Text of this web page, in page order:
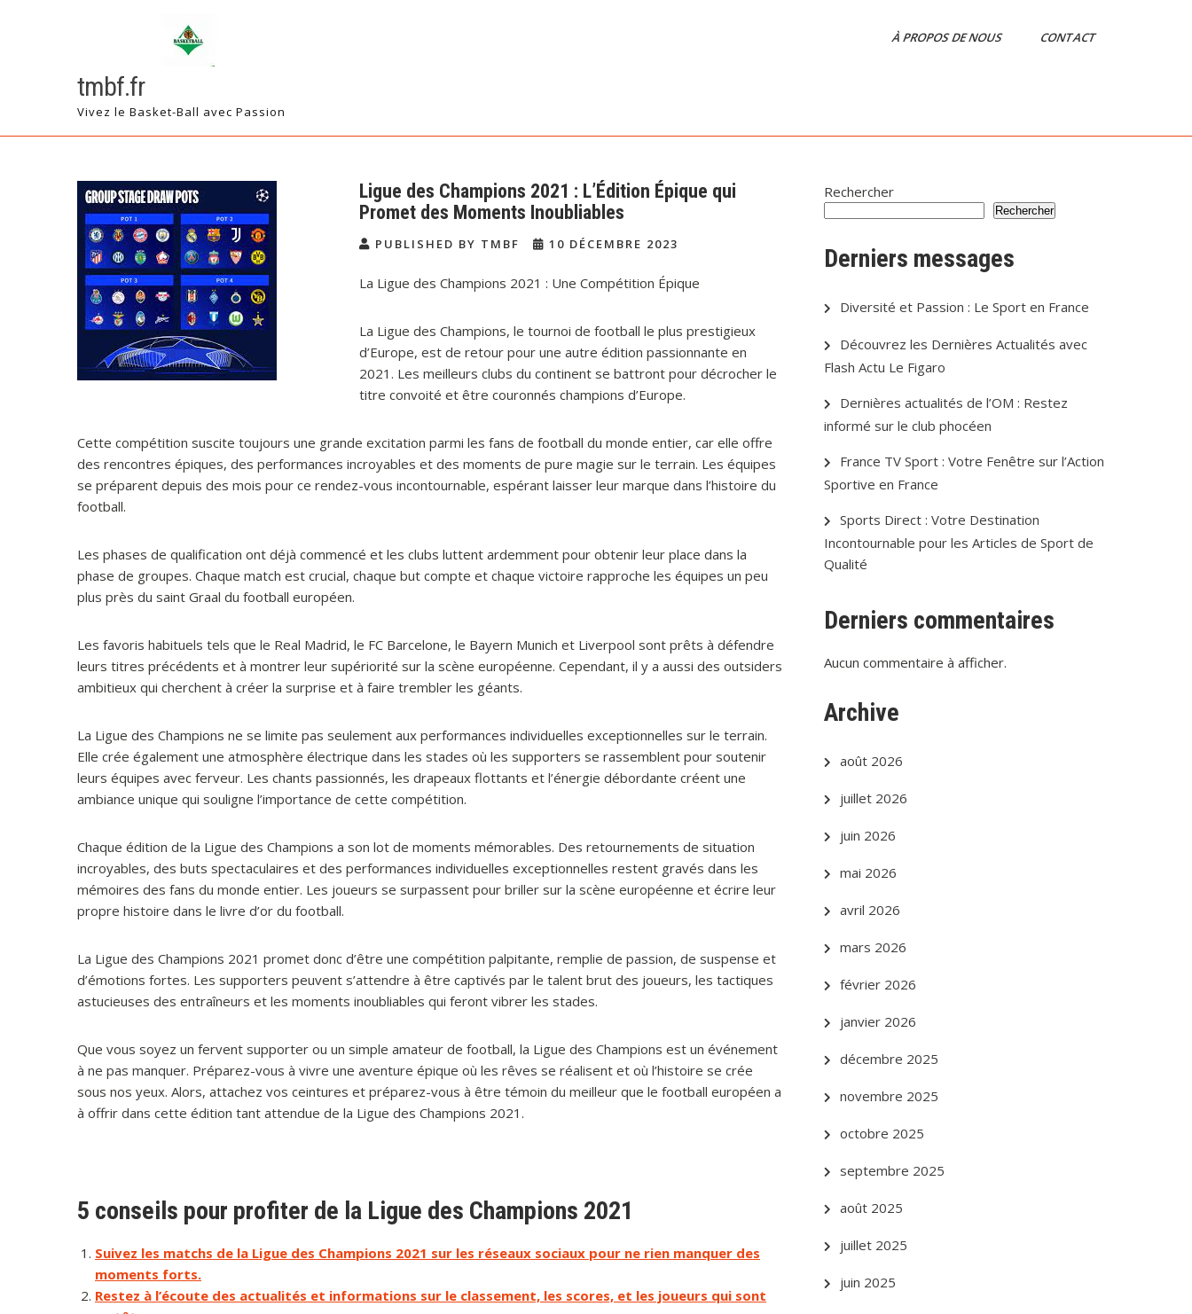
tmbf.fr
Vivez le Basket-Ball avec Passion
À PROPOS DE NOUS CONTACT
Ligue des Champions 2021 : L’Édition Épique qui
Promet des Moments Inoubliables
PUBLISHED BY TMBF 10 DÉCEMBRE 2023
La Ligue des Champions 2021 : Une Compétition Épique
La Ligue des Champions, le tournoi de football le plus prestigieux
d’Europe, est de retour pour une autre édition passionnante en
2021. Les meilleurs clubs du continent se battront pour décrocher le
titre convoité et être couronnés champions d’Europe.
Cette compétition suscite toujours une grande excitation parmi les fans de football du monde entier, car elle offre
des rencontres épiques, des performances incroyables et des moments de pure magie sur le terrain. Les équipes
se préparent depuis des mois pour ce rendez-vous incontournable, espérant laisser leur marque dans l’histoire du
football.
Les phases de qualification ont déjà commencé et les clubs luttent ardemment pour obtenir leur place dans la
phase de groupes. Chaque match est crucial, chaque but compte et chaque victoire rapproche les équipes un peu
plus près du saint Graal du football européen.
Les favoris habituels tels que le Real Madrid, le FC Barcelone, le Bayern Munich et Liverpool sont prêts à défendre
leurs titres précédents et à montrer leur supériorité sur la scène européenne. Cependant, il y a aussi des outsiders
ambitieux qui cherchent à créer la surprise et à faire trembler les géants.
La Ligue des Champions ne se limite pas seulement aux performances individuelles exceptionnelles sur le terrain.
Elle crée également une atmosphère électrique dans les stades où les supporters se rassemblent pour soutenir
leurs équipes avec ferveur. Les chants passionnés, les drapeaux flottants et l’énergie débordante créent une
ambiance unique qui souligne l’importance de cette compétition.
Chaque édition de la Ligue des Champions a son lot de moments mémorables. Des retournements de situation
incroyables, des buts spectaculaires et des performances individuelles exceptionnelles restent gravés dans les
mémoires des fans du monde entier. Les joueurs se surpassent pour briller sur la scène européenne et écrire leur
propre histoire dans le livre d’or du football.
La Ligue des Champions 2021 promet donc d’être une compétition palpitante, remplie de passion, de suspense et
d’émotions fortes. Les supporters peuvent s’attendre à être captivés par le talent brut des joueurs, les tactiques
astucieuses des entraîneurs et les moments inoubliables qui feront vibrer les stades.
Que vous soyez un fervent supporter ou un simple amateur de football, la Ligue des Champions est un événement
à ne pas manquer. Préparez-vous à vivre une aventure épique où les rêves se réalisent et où l’histoire se crée
sous nos yeux. Alors, attachez vos ceintures et préparez-vous à être témoin du meilleur que le football européen a
à offrir dans cette édition tant attendue de la Ligue des Champions 2021.
5 conseils pour profiter de la Ligue des Champions 2021
Suivez les matchs de la Ligue des Champions 2021 sur les réseaux sociaux pour ne rien manquer des
moments forts.
Restez à l’écoute des actualités et informations sur le classement, les scores, et les joueurs qui sont
Rechercher
Rechercher
Derniers messages
Diversité et Passion : Le Sport en France
Découvrez les Dernières Actualités avec
Flash Actu Le Figaro
Dernières actualités de l’OM : Restez
informé sur le club phocéen
France TV Sport : Votre Fenêtre sur l’Action
Sportive en France
Sports Direct : Votre Destination
Incontournable pour les Articles de Sport de
Qualité
Derniers commentaires
Aucun commentaire à afficher.
Archive
août 2026
juillet 2026
juin 2026
mai 2026
avril 2026
mars 2026
février 2026
janvier 2026
décembre 2025
novembre 2025
octobre 2025
septembre 2025
août 2025
juillet 2025
juin 2025